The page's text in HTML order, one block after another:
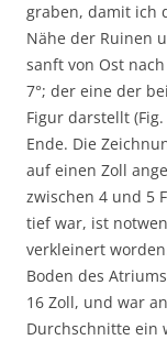
graben, damit ich
Nähe der Ruinen
sanft von Ost
7°; der eine der
Figur darstellt
Ende. Die
auf einen Zoll
zwischen 4 und 5
tief war, ist
verkleinert
Boden des
16 Zoll, und war
Durchschnitte ein